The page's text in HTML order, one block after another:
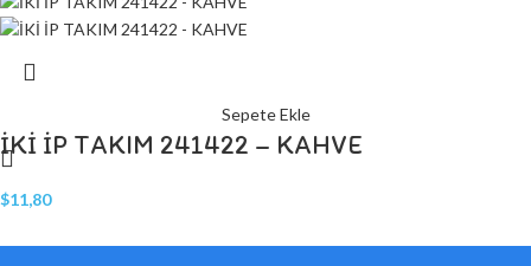
Sepete Ekle
İKİ İP TAKIM 241422 – KAHVE
$11,80